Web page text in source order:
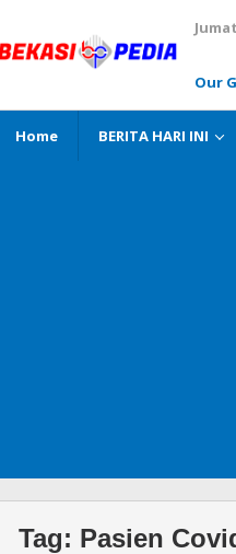
Our
Home BERITA HARI INI
Tag: Pasien